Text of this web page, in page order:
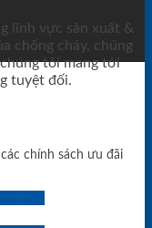
lĩnh vực sản xuất &
chống cháy, chúng
tôi mang tới
tuyệt đối.
chính sách ưu đãi